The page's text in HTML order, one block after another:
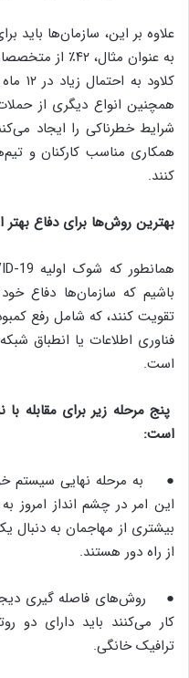
علاوه بر این‌، سازمان‌ها باید
همچنین انواع دیگری از
شرایط خطرناکی را ایجاد
همکاری مناسب کارکنان‌ و
کنند.
بهترین روش‌ها برای دفاع بهتر
باشیم که سازمان‌ها دفاع
تقویت کنند‌، که شامل رفع
فناوری اطلاعات یا انطباق
است.
پنج مرحله زیر برای مقابله
است:
● به مرحله نهایی سیستم
این امر در چشم انداز امروز
بیشتری از مهاجمان به
از راه دور هستند.
● روش‌های فاصله گیری
کار می‌کنند باید دارای دو
ترافیک خانگی.